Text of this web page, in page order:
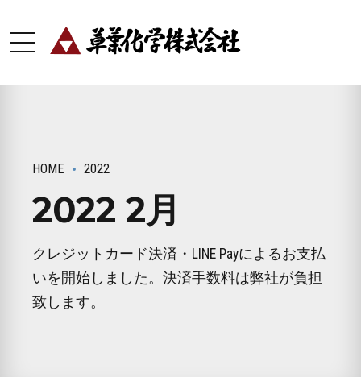
HOME 2022
2022 2月
クレジットカード決済・LINE Payによるお支払
いを開始しました。決済手数料は弊社が負担
致します。